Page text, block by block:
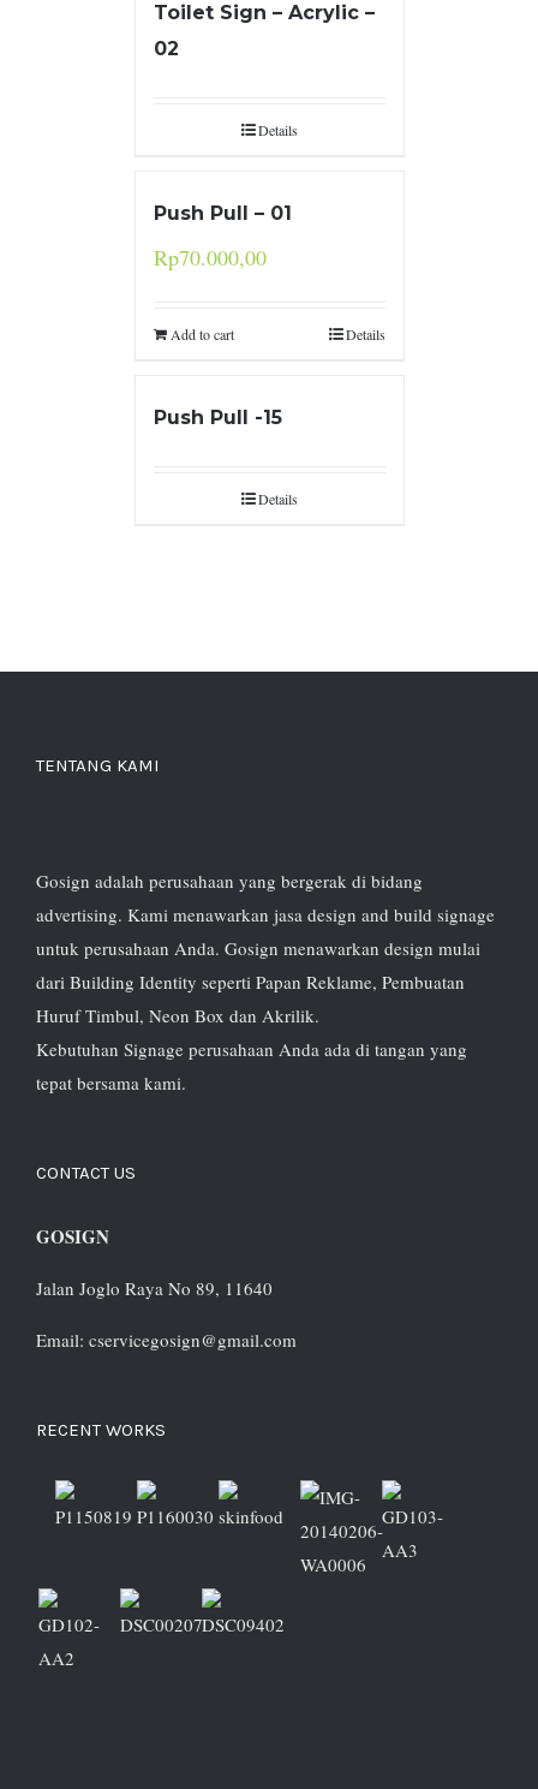
Toilet Sign – Acrylic –
02
Details
Push Pull – 01
Rp70.000,00
Add to cart Details
Push Pull -15
Details
TENTANG KAMI
Gosign adalah perusahaan yang bergerak di bidang
advertising. Kami menawarkan jasa design and build signage
untuk perusahaan Anda. Gosign menawarkan design mulai
dari Building Identity seperti Papan Reklame, Pembuatan
Huruf Timbul, Neon Box dan Akrilik.
Kebutuhan Signage perusahaan Anda ada di tangan yang
tepat bersama kami.
CONTACT US
GOSIGN
Jalan Joglo Raya No 89, 11640
Email: cservicegosign@gmail.com
RECENT WORKS